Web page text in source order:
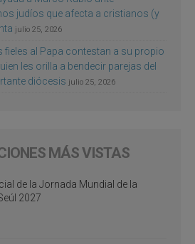
judíos que afecta a cristianos (y
julio 25, 2026
fieles al Papa contestan a su propio
les orilla a bendecir parejas del
diócesis julio 25, 2026
MÁS VISTAS
de la Jornada Mundial de la
2027